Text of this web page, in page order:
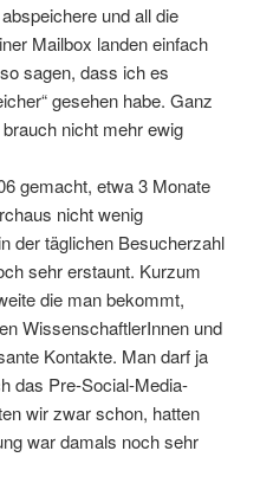
und all die
Mailbox landen einfach
sagen, dass ich es
gesehen habe. Ganz
nicht mehr ewig
gemacht, etwa 3 Monate
nicht wenig
der täglichen Besucherzahl
sehr erstaunt. Kurzum
die man bekommt,
WissenschaftlerInnen und
Kontakte. Man darf ja
das Pre-Social-Media-
wir zwar schon, hatten
war damals noch sehr